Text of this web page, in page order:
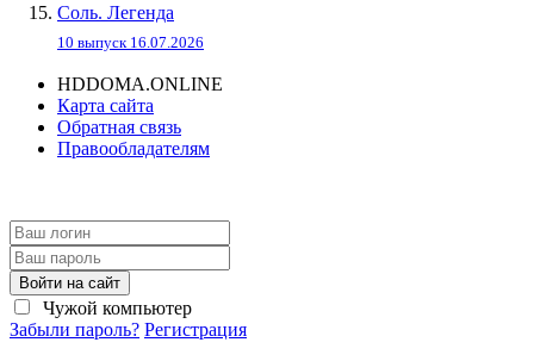
Соль. Легенда
10 выпуск 16.07.2026
HDDOMA.ONLINE
Карта сайта
Обратная связь
Правообладателям
Войти на сайт
Чужой компьютер
Забыли пароль? Регистрация